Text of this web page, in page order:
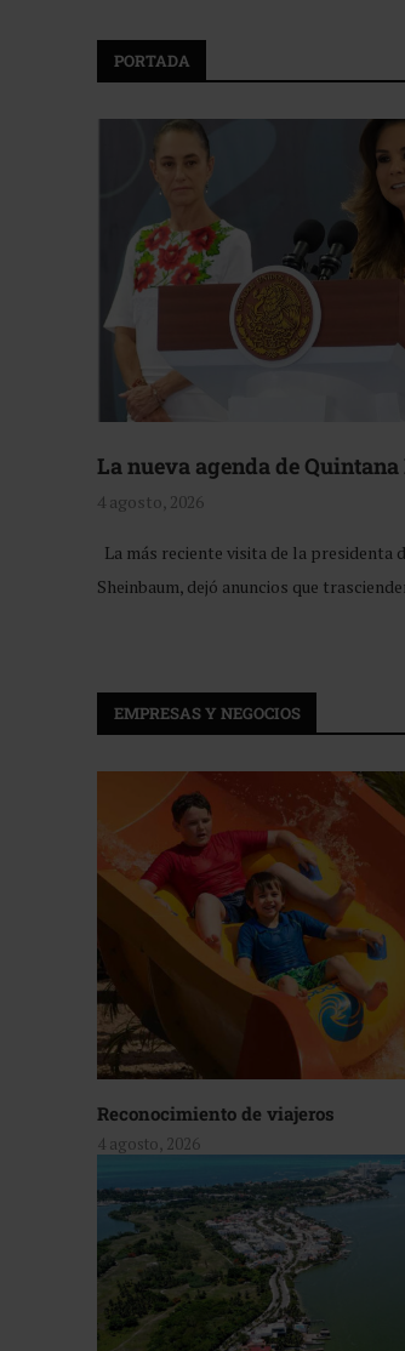
PORTADA
La nueva agenda de Quintana
4 agosto, 2026
La más reciente visita de la presidenta
Sheinbaum, dejó anuncios que
EMPRESAS Y NEGOCIOS
Reconocimiento de viajeros
4 agosto, 2026